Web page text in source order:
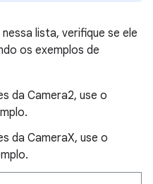
lista, verifique se ele
os exemplos de
da Camera2, use o
da CameraX, use o